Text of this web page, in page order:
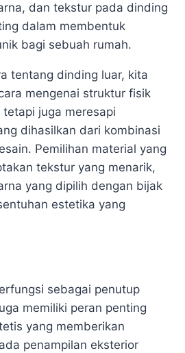
dan tekstur pada dinding
dalam membentuk
bagi sebuah rumah.
tentang dinding luar, kita
mengenai struktur fisik
juga meresapi
dihasilkan dari kombinasi
Pemilihan material yang
tekstur yang menarik,
yang dipilih dengan bijak
estetika yang
sebagai penutup
memiliki peran penting
yang memberikan
penampilan eksterior